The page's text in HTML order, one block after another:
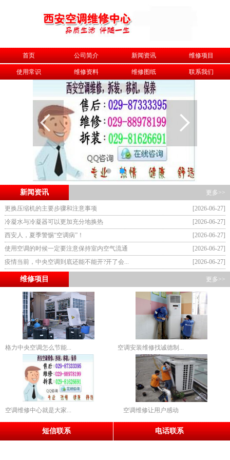
首页 公司简介 新闻资讯 维修项目
使用常识 维修资料 维修图纸 联系我们
新闻资讯 更多>>
[2026-06-27]
更换压缩机的主要步骤和注意事项
[2026-06-27]
冷凝水与冷凝器可以更加充分地换热
[2026-06-27]
西安人，夏季警惕“空调病”！
[2026-06-27]
使用空调的时候一定要注意保持室内空气流通
[2026-06-27]
疫情当前，中央空调到底还能不能开?开了会...
维修项目 更多>>
格力中央空调怎么节能... 空调安装维修找诚德制...
空调维修中心就是大家... 空调维修让用户感动
短信联系 电话联系